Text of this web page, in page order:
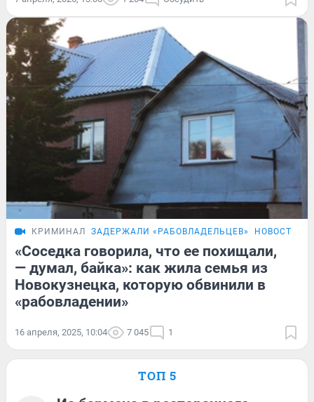
КРИМИНАЛ ЗАДЕРЖАЛИ «РАБОВЛАДЕЛЬЦЕВ» НОВОСТИ
«Соседка говорила, что ее похищали,
— думал, байка»: как жила семья из
Новокузнецка, которую обвинили в
«рабовладении»
16 апреля, 2025, 10:04 7 045 1
ТОП 5